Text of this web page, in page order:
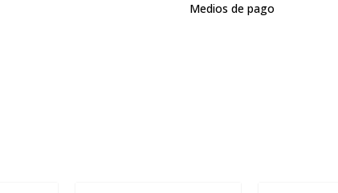
Medios de pago